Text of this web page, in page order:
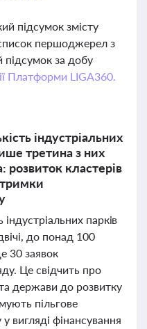
підсумок змісту
першоджерел з
за добу
Платформи LIGA360.
індустріальних
третина з них
розвиток кластерів
індустріальних парків
до понад 100
30 заявок
Це свідчить про
держави до розвитку
пільгове
вигляді фінансування